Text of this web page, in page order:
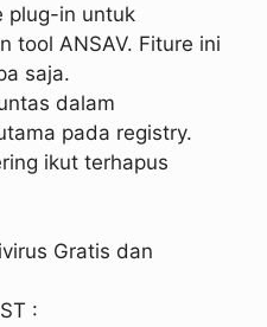
plug-in untuk
tool ANSAV. Fiture ini
saja.
dalam
pada registry.
ikut terhapus
Gratis dan
: